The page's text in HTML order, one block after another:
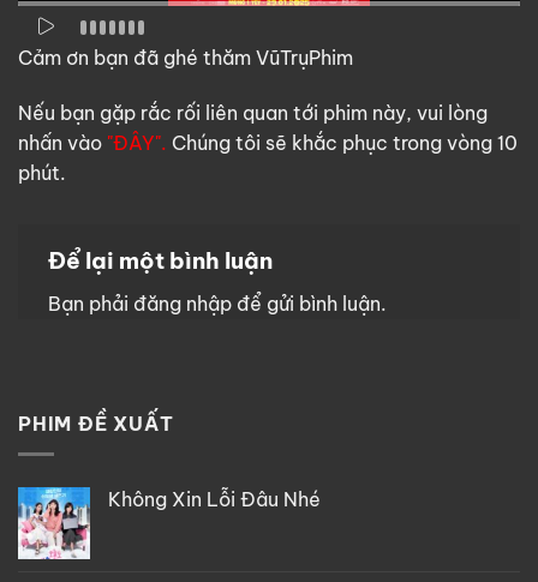
Cảm ơn bạn đã ghé thăm VũTrụPhim
Nếu bạn gặp rắc rối liên quan tới phim này, vui lòng
nhấn vào "ĐÂY". Chúng tôi sẽ khắc phục trong vòng 10
phút.
Để lại một bình luận
Bạn phải đăng nhập để gửi bình luận.
PHIM ĐỀ XUẤT
Không Xin Lỗi Đâu Nhé